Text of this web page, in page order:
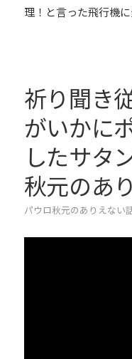
理！と言った飛行機
祈り聞き
がいかに
したサタ
秋元のあ
パウロ秋元のありえない